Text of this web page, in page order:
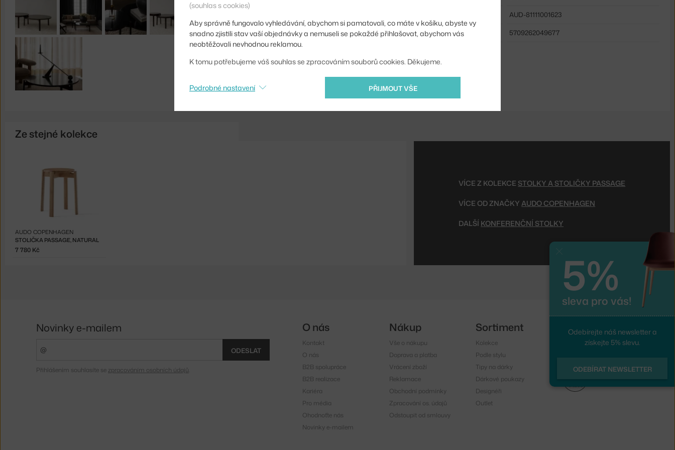
AUD-81111001623
EAN
5709262049677
Ze stejné kolekce
STOLIČKA PASSAGE, NATURAL
AUDO COPENHAGEN
7 780 Kč
VÍCE Z KOLEKCE STOLKY A STOLIČKY PASSAGE
VÍCE OD ZNAČKYAUDO COPENHAGEN
DALŠÍ KONFERENČNÍ STOLKY
(souhlas s cookies)
Aby správně fungovalo vyhledávání, abychom si pamatovali, co máte v košíku, abyste vy
snadno zjistili stav vaší objednávky a nemuseli se pokaždé přihlašovat, abychom vás
neobtěžovali nevhodnou reklamou.
K tomu potřebujeme váš souhlas se zpracováním souborů cookies. Děkujeme.
PŘIJMOUT VŠE
Podrobné nastavení
5%
sleva pro vás!
Odebírejte náš newsletter a
získejte 5% slevu.
ODEBÍRAT NEWSLETTER
Novinky e-mailem
ODESLAT
Přihlášením souhlasíte se zpracováním osobních údajů
O nás
Kontakt
O nás
B2B spolupráce
B2B realizace
Kariéra
Pro média
Ohodnoťte nás
Novinky e-mailem
Nákup
Vše o nákupu
Doprava a platba
Vrácení zboží
Reklamace
Obchodní podmínky
Zpracování os. údajů
Odstoupit od smlouvy
Sortiment
Kolekce
Podle stylu
Tipy na dárky
Dárkové poukazy
Designéři
Outlet
Sledujte nás
Instagram